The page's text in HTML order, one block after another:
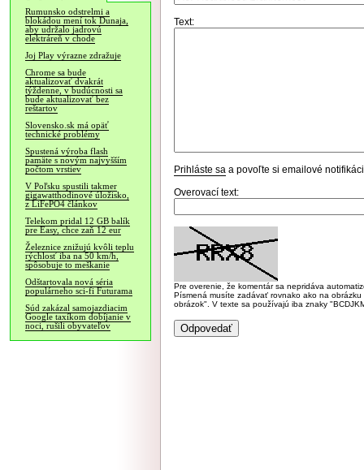
Rumunsko odstrelmi a
blokádou mení tok Dunaja,
aby udržalo jadrovú
elektráreň v chode
Joj Play výrazne zdražuje
Chrome sa bude
aktualizovať dvakrát
týždenne, v budúcnosti sa
bude aktualizovať bez
reštartov
Slovensko.sk má opäť
technické problémy
Spustená výroba flash
pamäte s novým najvyšším
počtom vrstiev
V Poľsku spustili takmer
gigawatthodinové úložisko,
z LiFePO4 článkov
Telekom pridal 12 GB balík
pre Easy, chce zaň 12 eur
Železnice znižujú kvôli teplu
rýchlosť iba na 50 km/h,
spôsobuje to meškanie
Odštartovala nová séria
populárneho sci-fi Futurama
Súd zakázal samojazdiacim
Google taxíkom dobíjanie v
noci, rušili obyvateľov
Text:
Prihláste sa a povoľte si emailové
Overovací text:
Pre overenie, že komentár sa nepridáva
Písmená musíte zadávať rovnako ako na
obrázok". V texte sa používajú iba znaky